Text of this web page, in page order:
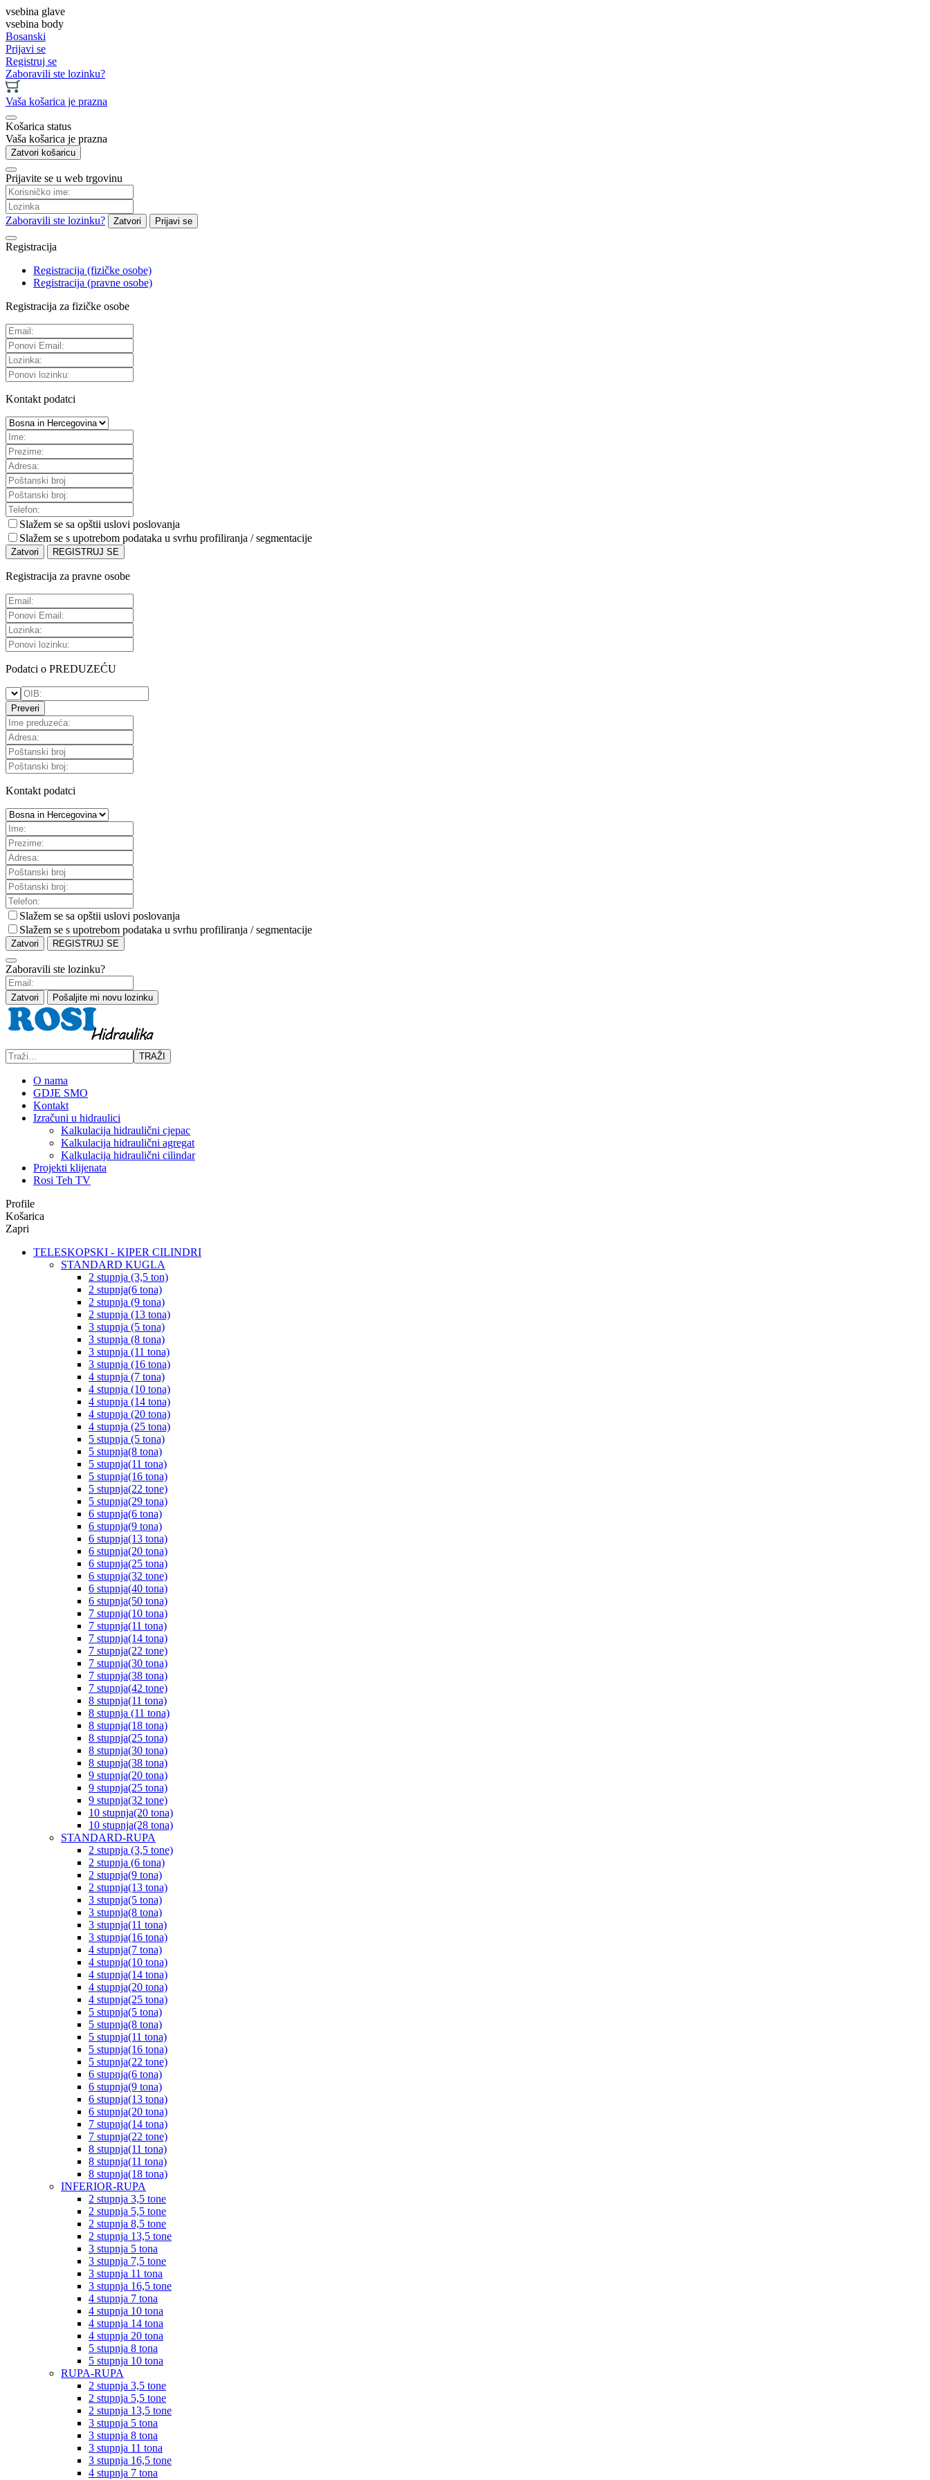
vsebina glave
vsebina body
Bosanski
Prijavi se
Registruj se
Zaboravili ste lozinku?
Vaša košarica je prazna
Košarica status
Vaša košarica je prazna
Zatvori košaricu
Prijavite se u web trgovinu
Zaboravili ste lozinku? Zatvori Prijavi se
Registracija
Registracija (fizičke osobe)
Registracija (pravne osobe)
Registracija za fizičke osobe
Kontakt podatci
Slažem se sa opštii uslovi poslovanja
Slažem se s upotrebom podataka u svrhu profiliranja / segmentacije
Zatvori REGISTRUJ SE
Registracija za pravne osobe
Podatci o PREDUZEĆU
Preveri
Kontakt podatci
Slažem se sa opštii uslovi poslovanja
Slažem se s upotrebom podataka u svrhu profiliranja / segmentacije
Zatvori REGISTRUJ SE
Zaboravili ste lozinku?
Zatvori Pošaljite mi novu lozinku
TRAŽI
O nama
GDJE SMO
Kontakt
Izračuni u hidraulici
Kalkulacija hidraulični cjepac
Kalkulacija hidraulični agregat
Kalkulacija hidraulični cilindar
Projekti klijenata
Rosi Teh TV
Profile
Košarica
Zapri
TELESKOPSKI - KIPER CILINDRI
STANDARD KUGLA
2 stupnja (3,5 ton)
2 stupnja(6 tona)
2 stupnja (9 tona)
2 stupnja (13 tona)
3 stupnja (5 tona)
3 stupnja (8 tona)
3 stupnja (11 tona)
3 stupnja (16 tona)
4 stupnja (7 tona)
4 stupnja (10 tona)
4 stupnja (14 tona)
4 stupnja (20 tona)
4 stupnja (25 tona)
5 stupnja (5 tona)
5 stupnja(8 tona)
5 stupnja(11 tona)
5 stupnja(16 tona)
5 stupnja(22 tone)
5 stupnja(29 tona)
6 stupnja(6 tona)
6 stupnja(9 tona)
6 stupnja(13 tona)
6 stupnja(20 tona)
6 stupnja(25 tona)
6 stupnja(32 tone)
6 stupnja(40 tona)
6 stupnja(50 tona)
7 stupnja(10 tona)
7 stupnja(11 tona)
7 stupnja(14 tona)
7 stupnja(22 tone)
7 stupnja(30 tona)
7 stupnja(38 tona)
7 stupnja(42 tone)
8 stupnja(11 tona)
8 stupnja (11 tona)
8 stupnja(18 tona)
8 stupnja(25 tona)
8 stupnja(30 tona)
8 stupnja(38 tona)
9 stupnja(20 tona)
9 stupnja(25 tona)
9 stupnja(32 tone)
10 stupnja(20 tona)
10 stupnja(28 tona)
STANDARD-RUPA
2 stupnja (3,5 tone)
2 stupnja (6 tona)
2 stupnja(9 tona)
2 stupnja(13 tona)
3 stupnja(5 tona)
3 stupnja(8 tona)
3 stupnja(11 tona)
3 stupnja(16 tona)
4 stupnja(7 tona)
4 stupnja(10 tona)
4 stupnja(14 tona)
4 stupnja(20 tona)
4 stupnja(25 tona)
5 stupnja(5 tona)
5 stupnja(8 tona)
5 stupnja(11 tona)
5 stupnja(16 tona)
5 stupnja(22 tone)
6 stupnja(6 tona)
6 stupnja(9 tona)
6 stupnja(13 tona)
6 stupnja(20 tona)
7 stupnja(14 tona)
7 stupnja(22 tone)
8 stupnja(11 tona)
8 stupnja(11 tona)
8 stupnja(18 tona)
INFERIOR-RUPA
2 stupnja 3,5 tone
2 stupnja 5,5 tone
2 stupnja 8,5 tone
2 stupnja 13,5 tone
3 stupnja 5 tona
3 stupnja 7,5 tone
3 stupnja 11 tona
3 stupnja 16,5 tone
4 stupnja 7 tona
4 stupnja 10 tona
4 stupnja 14 tona
4 stupnja 20 tona
5 stupnja 8 tona
5 stupnja 10 tona
RUPA-RUPA
2 stupnja 3,5 tone
2 stupnja 5,5 tone
2 stupnja 13,5 tone
3 stupnja 5 tona
3 stupnja 8 tona
3 stupnja 11 tona
3 stupnja 16,5 tone
4 stupnja 7 tona